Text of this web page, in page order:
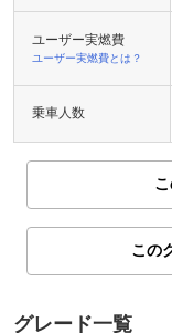
ユーザー実燃費
ユーザー実燃費とは？
乗車人数
この
グレード一覧